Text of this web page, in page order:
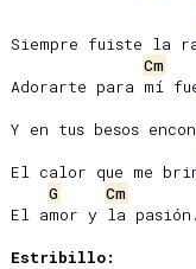
Siempre fuiste la
Cm
Adorarte para mí
Y en tus besos
El calor que me
G
Cm
El amor y la pasión.
Estribillo: